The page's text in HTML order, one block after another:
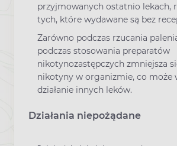
przyjmowanych ostatnio lekach,
tych, które wydawane są bez
Zarówno podczas rzucania
podczas stosowania preparatów
nikotynozastępczych zmniejsza
nikotyny w organizmie, co może
działanie innych leków.
Działania niepożądane